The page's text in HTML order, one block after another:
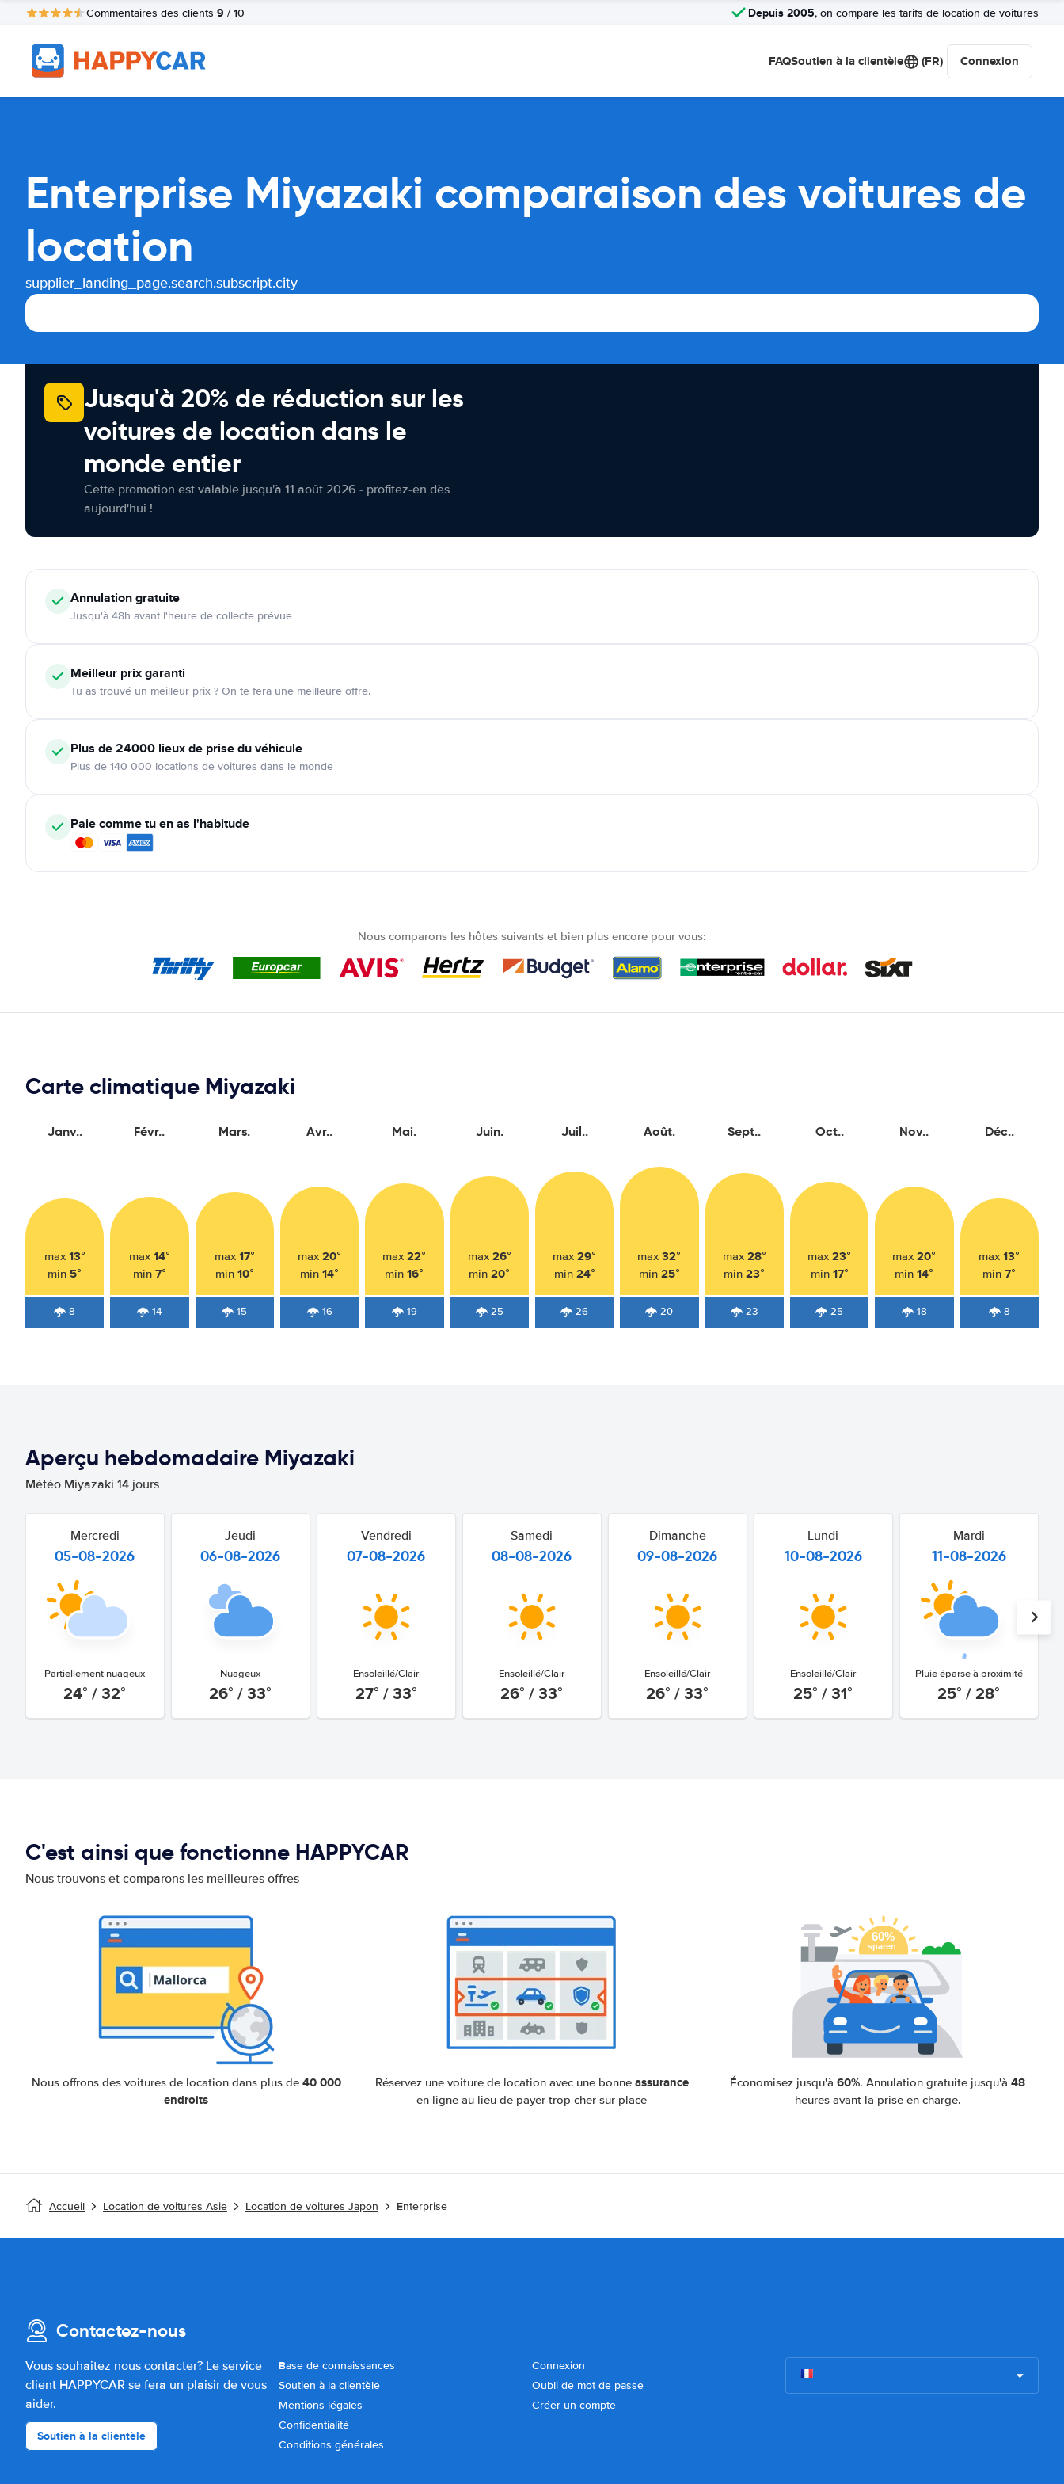
Commentaires des clients 9 / 10 Depuis 2005, on compare les tarifs de location de voitures
FAQSoutien à la clientèle (FR) Connexion
Enterprise Miyazaki comparaison des voitures de
location
supplier_landing_page.search.subscript.city
Jusqu'à 20% de réduction sur les
voitures de location dans le
monde entier
Cette promotion est valable jusqu'à 11 août 2026 - profitez-en dès
aujourd'hui !
Annulationgratuite
Jusqu'à 48h avant l'heure de collecte prévue
Meilleur prix garanti
Tu as trouvé un meilleur prix ? On te fera une meilleure offre.
Plus de 24000 lieux de prise du véhicule
Plus de 140 000 locations de voitures dans le monde
Paie comme tu en as l'habitude
Nous comparons les hôtes suivants et bien plus encore pour vous:
Carte climatique Miyazaki
Janv..
max 13°
min 5°
8
Févr..
max 14°
min 7°
14
Mars.
max 17°
min 10°
15
Avr..
max20°
min14°
16
Mai.
max22°
min16°
19
Juin.
max 26°
min20°
25
Juil..
max29°
min 24°
26
Août.
max32°
min 25°
20
Sept..
max 28°
min23°
23
Oct..
max23°
min 17°
25
Nov..
max20°
min14°
18
Déc..
max13°
min7°
8
Aperçu hebdomadaire Miyazaki
Météo Miyazaki 14 jours
Mercredi
05-08-2026
Partiellement nuageux
24° / 32°
Jeudi
06-08-2026
Nuageux
26° / 33°
Vendredi
07-08-2026
Ensoleillé/Clair
27° / 33°
Samedi
08-08-2026
Ensoleillé/Clair
26° / 33°
Dimanche
09-08-2026
Ensoleillé/Clair
26° / 33°
Lundi
10-08-2026
Ensoleillé/Clair
25° / 31°
Mardi
11-08-2026
Pluie éparse à proximité
25° / 28°
C'est ainsi que fonctionne HAPPYCAR
Nous trouvons et comparons les meilleures offres
Nous offrons des voitures de location dans plus de 40 000
endroits
Réservez une voiture de location avec une bonne assurance
en ligne au lieu de payer trop cher sur place
Économisez jusqu'à60%. Annulation gratuite jusqu'à48
heures avant la prise en charge.
Accueil Location de voitures Asie Location de voitures Japon Enterprise
Contactez-nous
Vous souhaitez nous contacter? Le service
client HAPPYCAR se fera un plaisir de vous
aider.
Soutien à la clientèle
Base de connaissances
Soutien à la clientèle
Mentions légales
Confidentialité
Conditions générales
Connexion
Oubli de mot de passe
Créer un compte